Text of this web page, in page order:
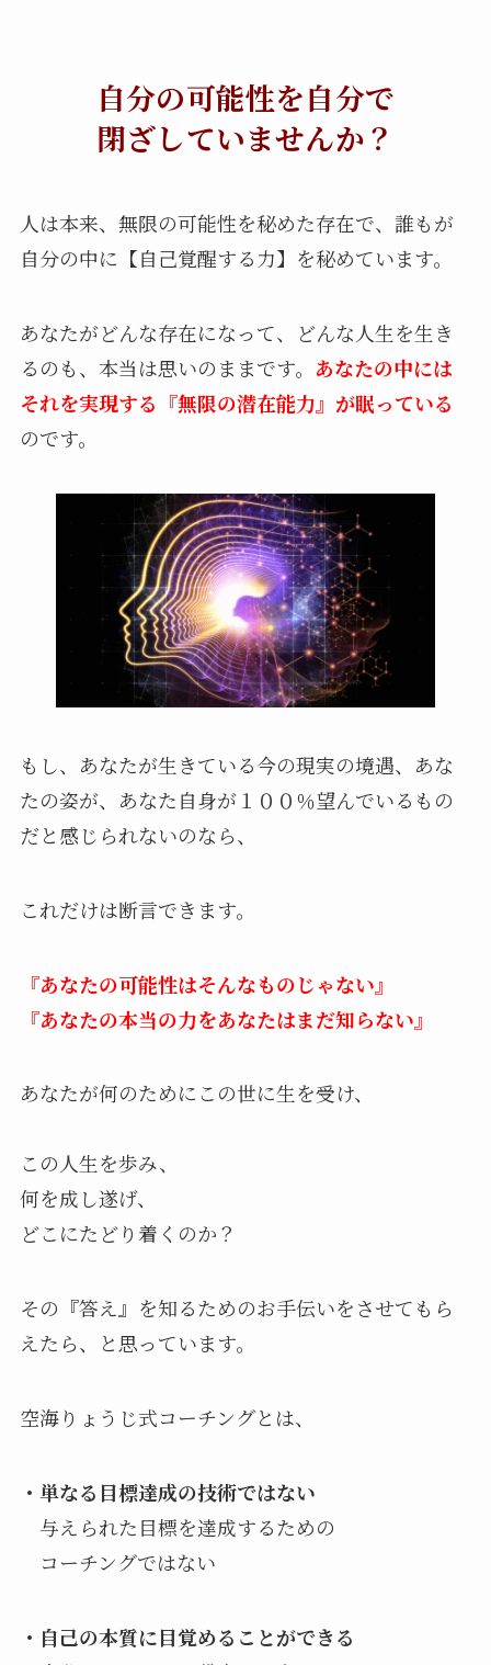
自分の可能性を自分で
閉ざしていませんか？
人は本来、無限の可能性を秘めた存在で、誰もが
自分の中に【自己覚醒する力】を秘めています。
あなたがどんな存在になって、どんな人生を生き
るのも、本当は思いのままです。 あなたの中には
それを実現する『無限の潜在能力』が眠っている
のです。
もし、あなたが生きている今の現実の境遇、あな
たの姿が、あなた自身が１００％望んでいるもの
だと感じられないのなら、
これだけは断言できます。
『あなたの可能性はそんなものじゃない』
『あなたの本当の力をあなたはまだ知らない』
あなたが何のためにこの世に生を受け、
この人生を歩み、
何を成し遂げ、
どこにたどり着くのか？
その『答え』を知るためのお手伝いをさせてもら
えたら、と思っています。
空海りょうじ式コーチングとは、
・単なる目標達成の技術ではない
与えられた目標を達成するための
コーチングではない
・自己の本質に目覚めることができる